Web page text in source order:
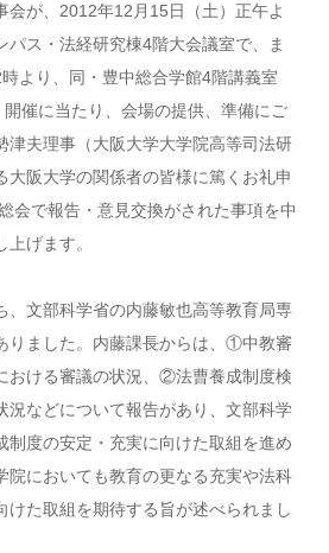
が、2012年12月15日（土）正午よ
パス・法経研究棟4階大会議室で、ま
より、同・豊中総合学館4階講義室
催に当たり、会場の提供、準備にご
津夫理事（大阪大学大学院高等司法研
大阪大学の関係者の皆様に篤くお礼申
で報告・意見交換がされた事項を中
げます。
、文部科学省の内藤敏也高等教育局専
りました。内藤課長からは、①中教審
おける審議の状況、②法曹養成制度検
況などについて報告があり、文部科学
制度の安定・充実に向けた取組を進め
院においても教育の更なる充実や法科
けた取組を期待する旨が述べられまし